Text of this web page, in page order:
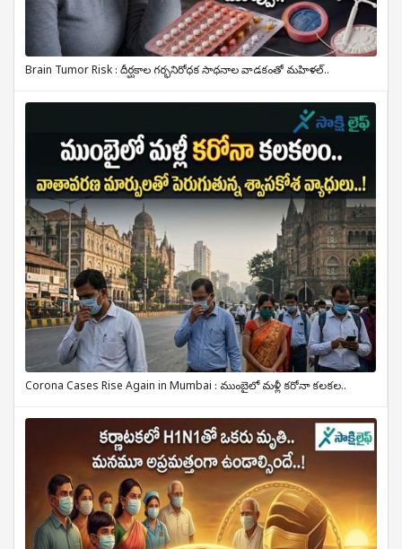
Brain Tumor Risk : దీర్ఘకాల గర్భనిరోధక సాధనాల వాడకంతో మహిళల్..
Corona Cases Rise Again in Mumbai : ముంబైలో మళ్లీ కరోనా కలకల..